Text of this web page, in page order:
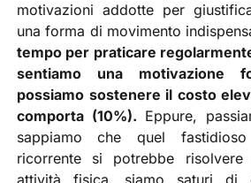
motivazioni addotte per
una forma di movimento
tempo per praticare
sentiamo una motivazione
possiamo sostenere il costo
comporta (10%). Eppure,
sappiamo che quel
ricorrente si potrebbe